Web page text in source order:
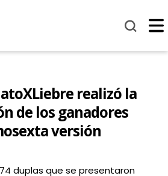
realizó la
de los ganadores
versión
duplas que se presentaron